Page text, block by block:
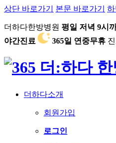
상단 바로가기 본문 바로가기 하
더하다한방병원 평일 저녁 9시
야간진료
365일 연중무휴
더하다소개
회원가입
로그인